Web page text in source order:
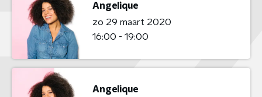
Angelique
zo 29 maart 2020
16:00 - 19:00
Angelique